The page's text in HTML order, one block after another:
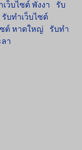
เว็บไซต์ พังงา
รับ
รับทำเว็บไซต์
ซต์ หาดใหญ่
รับทำ
ลา